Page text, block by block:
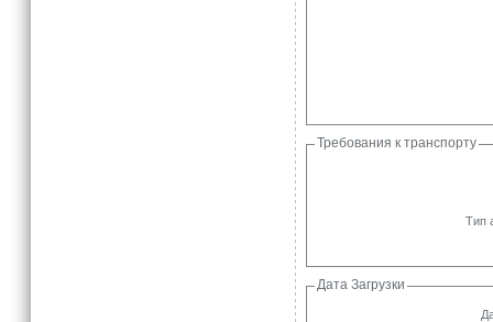
Требования к транспорту
Тип
Дата Загрузки